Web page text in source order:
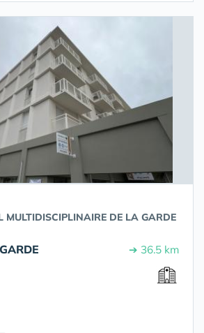
MULTIDISCIPLINAIRE DE LA GARDE
➔ 36.5 km